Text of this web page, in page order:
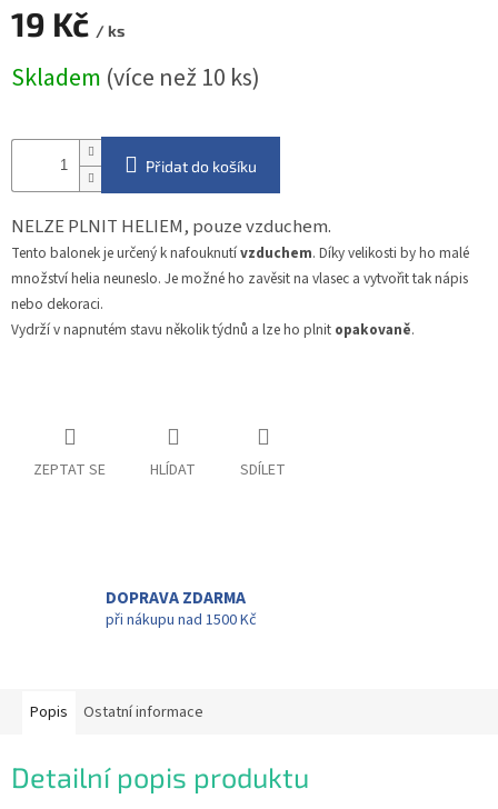
19 Kč / ks
cena:
Skladem (více než 10 ks)
Přidat do košíku
NELZE PLNIT HELIEM, pouze vzduchem.
Tento balonek je určený k nafouknutívzduchem. Díky velikosti by ho malé
množství helia neuneslo. Je možné ho zavěsit na vlasec a vytvořit tak nápis
nebo dekoraci.
Vydrží v napnutém stavu několik týdnů a lze ho plnit opakovaně.
ZEPTAT SE HLÍDAT SDÍLET
DOPRAVA ZDARMA
při nákupu nad 1500 Kč
Popis Ostatní informace
Detailní popis produktu